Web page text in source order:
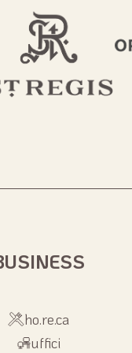
ho.re.ca
uffici